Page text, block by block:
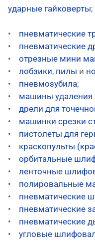
ударные гайковерты;
• пневматические
• пневматические
• отрезные мини
• лобзики, пилы и
• пневмозубила;
• машины
• дрели для
• машинки срезки
• пистолеты для
• краскопульты
• орбитальные
• ленточные
• полировальные
• пневматические
• пневматические
• пневматические
• угловые